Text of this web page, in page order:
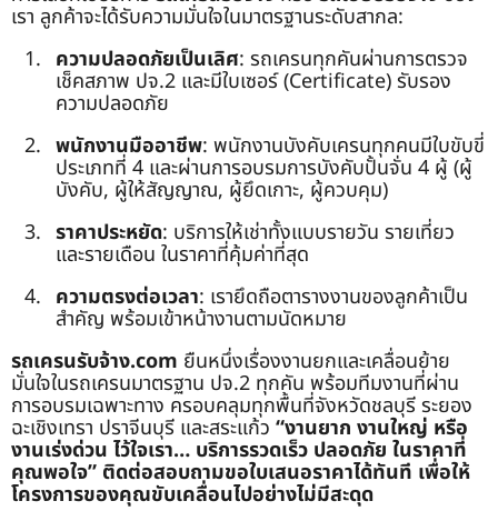
เรา ลูกค้าจะได้รับความมั่นใจในมาตรฐานระดับสากล:
ความปลอดภัยเป็นเลิศ: รถเครนทุกคันผ่านการตรวจ
เช็คสภาพ ปจ.2 และมีใบเซอร์ (Certificate) รับรอง
ความปลอดภัย
พนักงานมืออาชีพ: พนักงานบังคับเครนทุกคนมีใบขับขี่
ประเภทที่ 4 และผ่านการอบรมการบังคับปั้นจั่น 4 ผู้ (ผู้
บังคับ, ผู้ให้สัญญาณ, ผู้ยึดเกาะ, ผู้ควบคุม)
ราคาประหยัด: บริการให้เช่าทั้งแบบรายวัน รายเที่ยว
และรายเดือน ในราคาที่คุ้มค่าที่สุด
ความตรงต่อเวลา: เรายึดถือตารางงานของลูกค้าเป็น
สำคัญ พร้อมเข้าหน้างานตามนัดหมาย
รถเครนรับจ้าง.com ยืนหนึ่งเรื่องงานยกและเคลื่อนย้าย
มั่นใจในรถเครนมาตรฐาน ปจ.2 ทุกคัน พร้อมทีมงานที่ผ่าน
การอบรมเฉพาะทาง ครอบคลุมทุกพื้นที่จังหวัดชลบุรี ระยอง
ฉะเชิงเทรา ปราจีนบุรี และสระแก้ว “งานยาก งานใหญ่ หรือ
งานเร่งด่วน ไว้ใจเรา… บริการรวดเร็ว ปลอดภัย ในราคาที่
คุณพอใจ” ติดต่อสอบถามขอใบเสนอราคาได้ทันที เพื่อให้
โครงการของคุณขับเคลื่อนไปอย่างไม่มีสะดุด